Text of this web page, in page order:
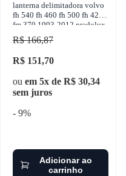
lanterna delimitadora volvo
fh 540 fh 460 fh 500 fh 420
fm 370 1993-2012 pradolux
- pl0746.24.61
R$ 166,87
R$ 151,70
ou em 5x de R$ 30,34
sem juros
- 9%
Adicionar ao
carrinho